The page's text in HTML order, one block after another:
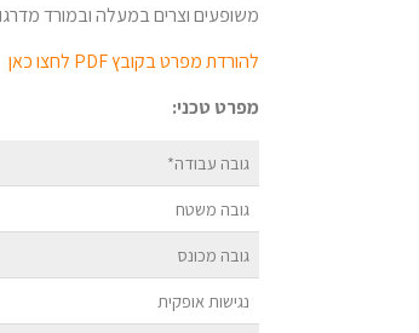
משופעים וצרים במעלה ובמורד
להורדת מפרט בקובץ PDF לחצו כאן
מפרט טכני:
גובה עבודה*
גובה משטח
גובה מכונס
נגישות אופקית